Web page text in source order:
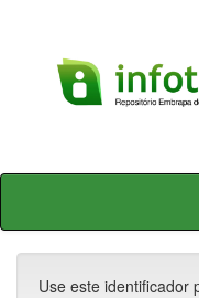
Skip
Use este identificador